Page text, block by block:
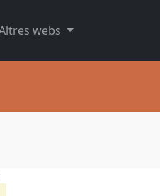
webs